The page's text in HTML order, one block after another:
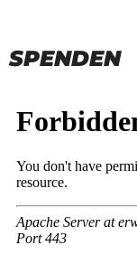
SPENDEN